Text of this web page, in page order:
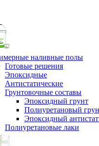
наливные полы
Готовые решения
Эпоксидные
Антистатические
Грунтовочные составы
Эпоксидный грунт
Полиуретановый
Эпоксидный
Полиуретановые лаки